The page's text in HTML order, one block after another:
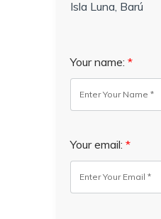
Isla Luna, Barú
Your name: *
Your email: *